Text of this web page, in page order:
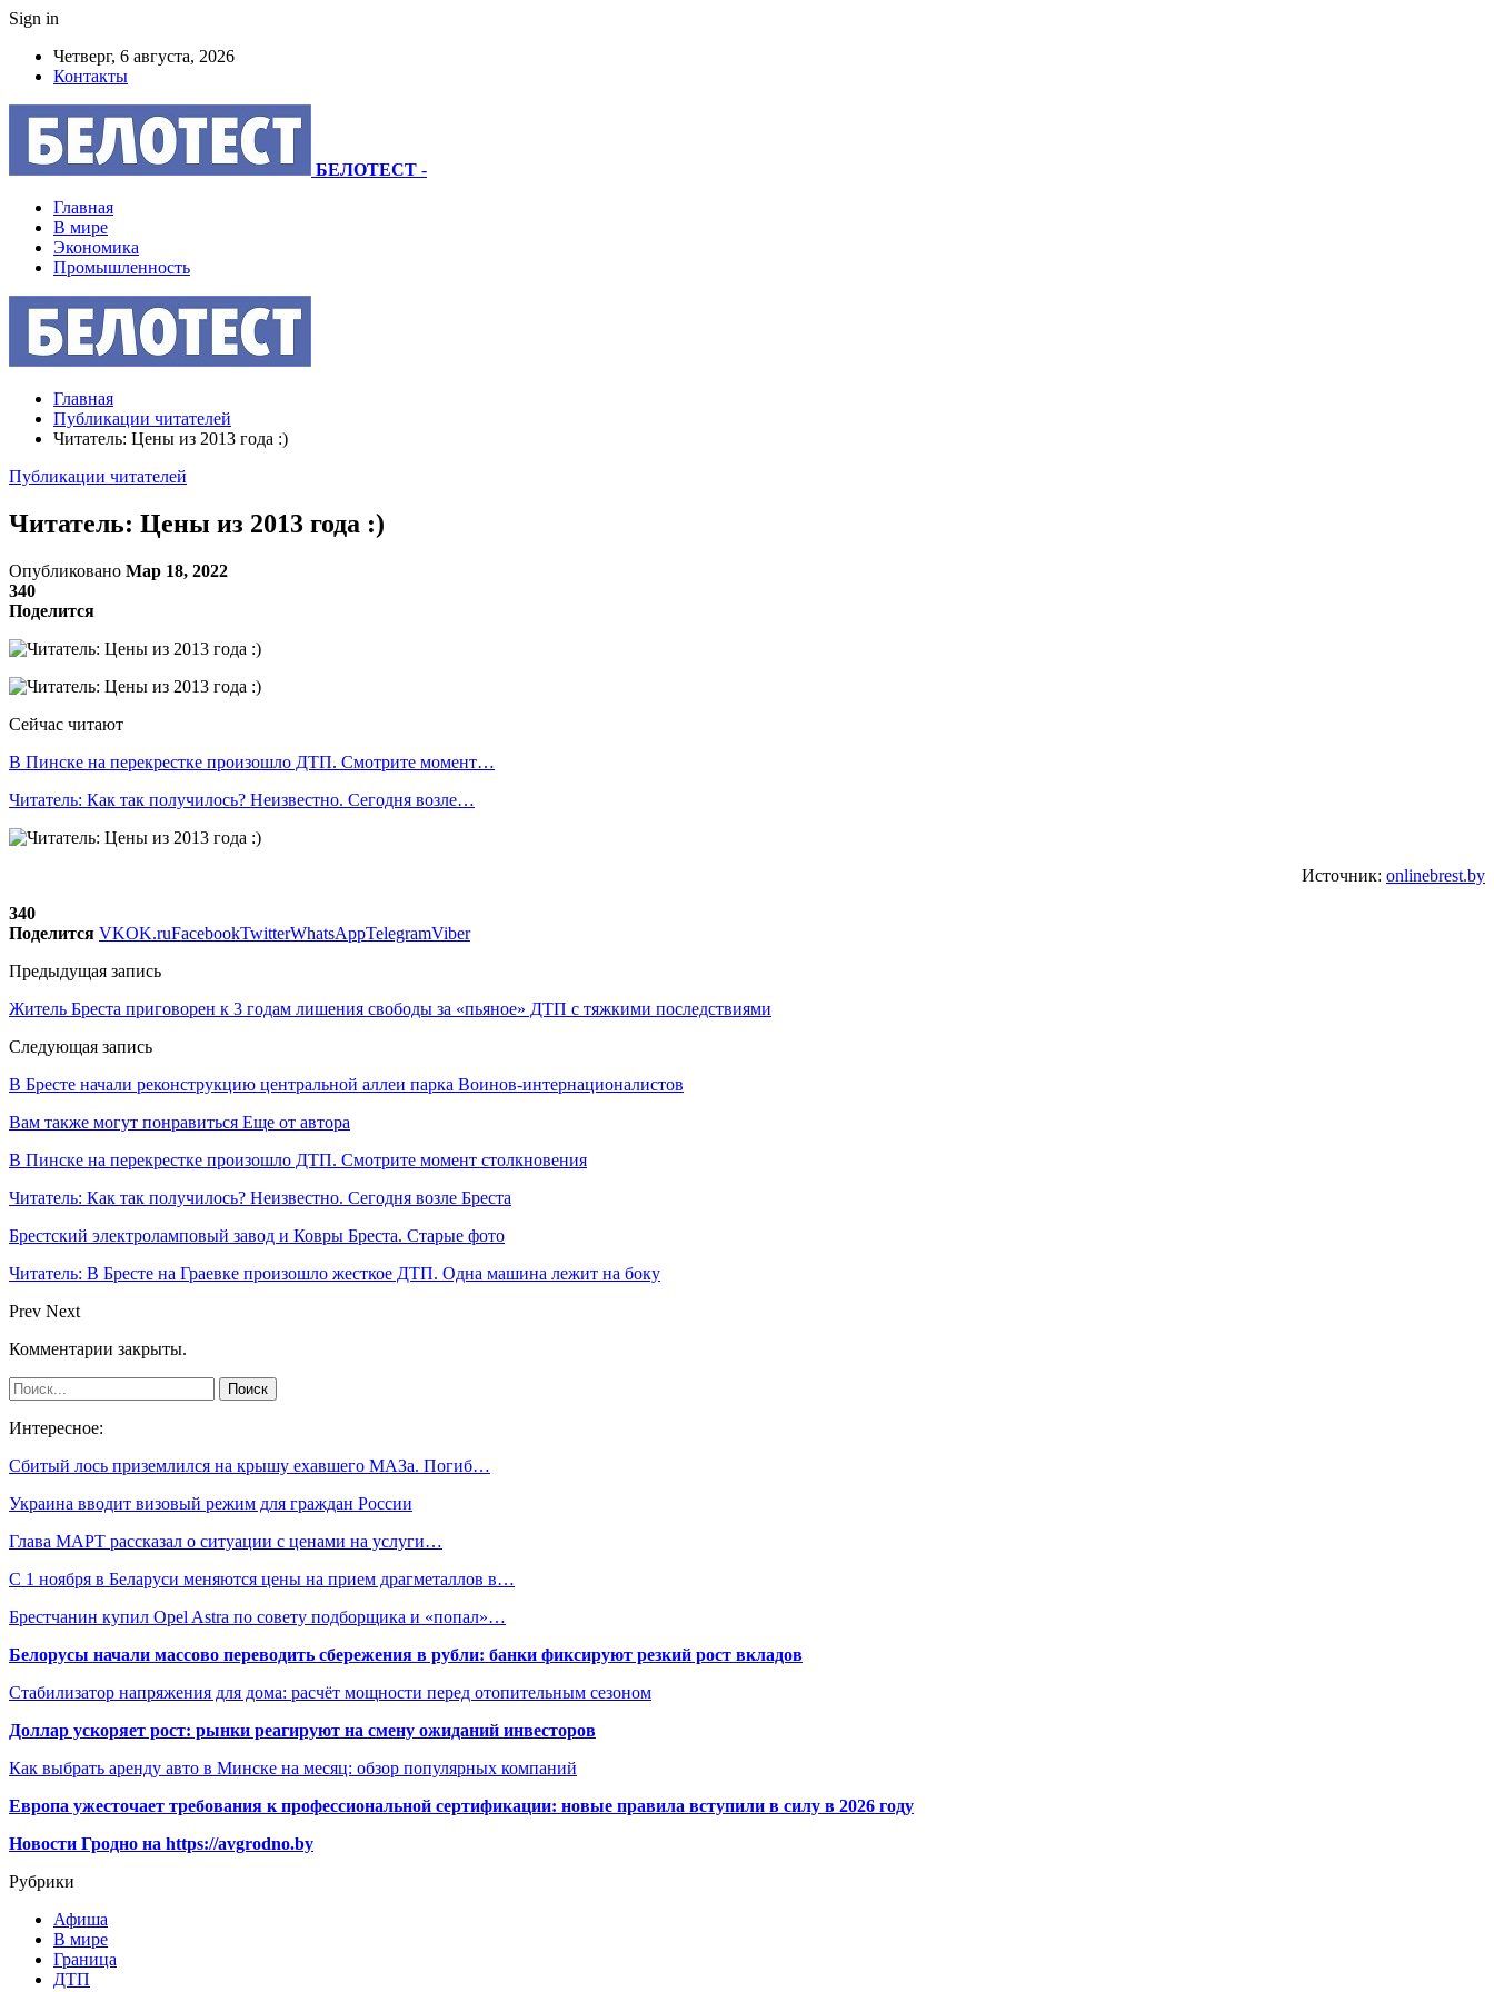
Sign in
Четверг, 6 августа, 2026
Контакты
БЕЛОТЕСТ -
Главная
В мире
Экономика
Промышленность
Главная
Публикации читателей
Читатель: Цены из 2013 года :)
Публикации читателей
Читатель: Цены из 2013 года :)
Опубликовано Мар 18, 2022
340
Поделится
Сейчас читают
В Пинске на перекрестке произошло ДТП. Смотрите момент…
Читатель: Как так получилось? Неизвестно. Сегодня возле…
Источник: onlinebrest.by
340
Поделится VKOK.ruFacebookTwitterWhatsAppTelegramViber
Предыдущая запись
Житель Бреста приговорен к 3 годам лишения свободы за «пьяное» ДТП с тяжкими последствиями
Следующая запись
В Бресте начали реконструкцию центральной аллеи парка Воинов-интернационалистов
Вам также могут понравиться Еще от автора
В Пинске на перекрестке произошло ДТП. Смотрите момент столкновения
Читатель: Как так получилось? Неизвестно. Сегодня возле Бреста
Брестский электроламповый завод и Ковры Бреста. Старые фото
Читатель: В Бресте на Граевке произошло жесткое ДТП. Одна машина лежит на боку
Prev Next
Комментарии закрыты.
Интересное:
Сбитый лось приземлился на крышу ехавшего МАЗа. Погиб…
Украина вводит визовый режим для граждан России
Глава МАРТ рассказал о ситуации с ценами на услуги…
С 1 ноября в Беларуси меняются цены на прием драгметаллов в…
Брестчанин купил Opel Astra по совету подборщика и «попал»…
Белорусы начали массово переводить сбережения в рубли: банки фиксируют резкий рост вкладов
Стабилизатор напряжения для дома: расчёт мощности перед отопительным сезоном
Доллар ускоряет рост: рынки реагируют на смену ожиданий инвесторов
Как выбрать аренду авто в Минске на месяц: обзор популярных компаний
Европа ужесточает требования к профессиональной сертификации: новые правила вступили в силу в 2026 году
Новости Гродно на https://avgrodno.by
Рубрики
Афиша
В мире
Граница
ДТП